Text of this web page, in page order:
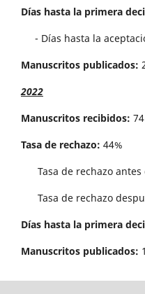
Días hasta la primera
- Días hasta la
Manuscritos publicados:
2022
Manuscritos recibidos: 74
Tasa de rechazo: 44%
Tasa de rechazo antes
Tasa de rechazo
Días hasta la primera
Manuscritos publicados: